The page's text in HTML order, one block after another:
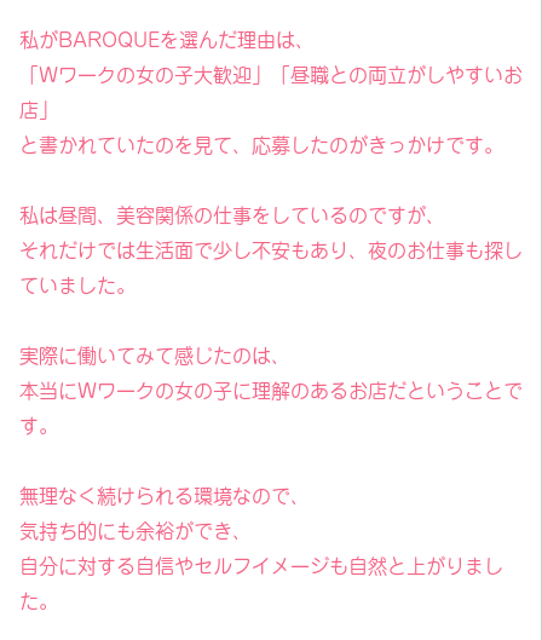
私がBAROQUEを選んだ理由は、
「Wワークの女の子大歓迎」「昼職との両立がしやすいお
店」
と書かれていたのを見て、応募したのがきっかけです。
私は昼間、美容関係の仕事をしているのですが、
それだけでは生活面で少し不安もあり、夜のお仕事も探し
ていました。
実際に働いてみて感じたのは、
本当にWワークの女の子に理解のあるお店だということで
す。
無理なく続けられる環境なので、
気持ち的にも余裕ができ、
自分に対する自信やセルフイメージも自然と上がりまし
た。